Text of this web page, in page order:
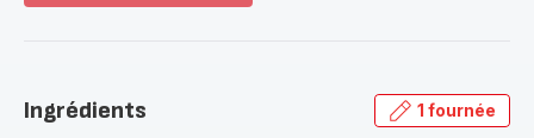
gamme
Ingrédients 1 fournée